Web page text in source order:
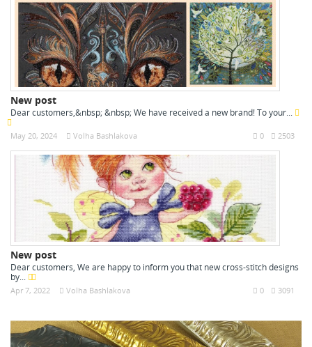
New post
Dear customers,&nbsp; &nbsp; We have received a new brand! To your...
May 20, 2024 Volha Bashlakova 2503
0
New post
Dear customers, We are happy to inform you that new cross-stitch designs
by...
Apr 7, 2022 Volha Bashlakova 3091
0